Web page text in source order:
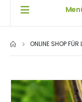
ONLINE SHOP